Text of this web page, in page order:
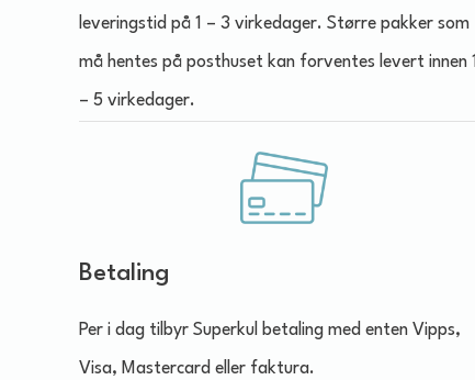
leveringstid på 1 – 3 virkedager. Større pakker som
må hentes på posthuset kan forventes levert innen 1
– 5 virkedager.
Betaling
Per i dag tilbyr Superkul betaling med enten Vipps,
Visa, Mastercard eller faktura.